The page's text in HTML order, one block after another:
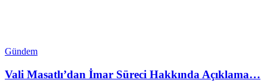
Gündem
Vali Masatlı’dan İmar Süreci Hakkında Açıklama…